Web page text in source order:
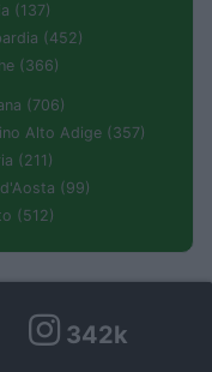
(137)
(452)
(366)
(706)
Alto Adige (357)
(211)
(99)
(512)
342k